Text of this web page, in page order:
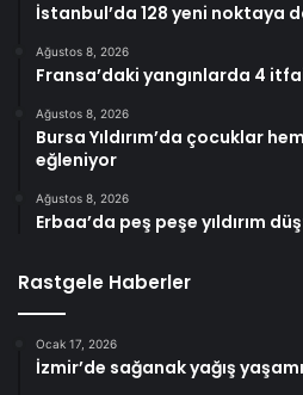
İstanbul’da 128 yeni noktaya
Ağustos 8, 2026
Fransa’daki yangınlarda 4
Ağustos 8, 2026
Bursa Yıldırım’da çocuklar
eğleniyor
Ağustos 8, 2026
Erbaa’da peş peşe yıldırım
Rastgele Haberler
Ocak 17, 2026
İzmir’de sağanak yağış